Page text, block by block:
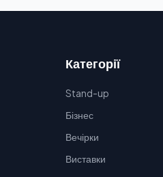
Категорії
Stand-up
Бізнес
Вечірки
Виставки